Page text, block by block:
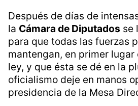
Después de días de
la Cámara de Diputados se
para que todas las fuerzas
mantengan, en primer lugar
ley, y que ésta se dé en la
oficialismo deje en manos
presidencia de la Mesa